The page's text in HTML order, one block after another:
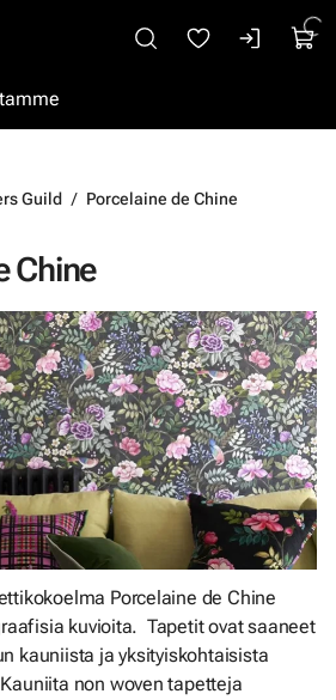
Guild Porcelaine de Chine
Chine
Porcelaine de Chine
kuvioita. Tapetit ovat saaneet
kauniista ja yksityiskohtaisista
non woven tapetteja